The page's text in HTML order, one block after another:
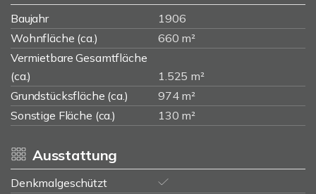
Baujahr
1906
Wohnfläche (ca.)
660 m²
Vermietbare Gesamtfläche
(ca.)
1.525 m²
Grundstücksfläche (ca.)
974 m²
Sonstige Fläche (ca.)
130 m²
Ausstattung
Denkmalgeschützt